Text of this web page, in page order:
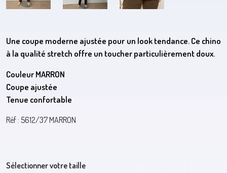
Une coupe moderne ajustée pour un look tendance. Ce chino
à la qualité stretch offre un toucher particulièrement doux.
Couleur MARRON
Coupe ajustée
Tenue confortable
Réf : 5612/37 MARRON
Sélectionner votre taille